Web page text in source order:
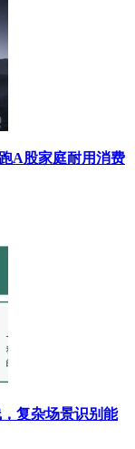
A股家庭耐用消费
复杂场景识别能